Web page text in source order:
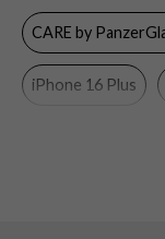
Färg
Material
Varumärke
CARE by
iPhone 16 Plus